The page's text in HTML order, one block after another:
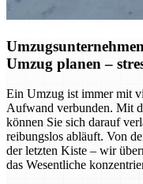
Umzug planen –
Ein Umzug ist immer mit
Aufwand verbunden. Mit
können Sie sich darauf
reibungslos abläuft. Von
der letzten Kiste – wir
das Wesentliche